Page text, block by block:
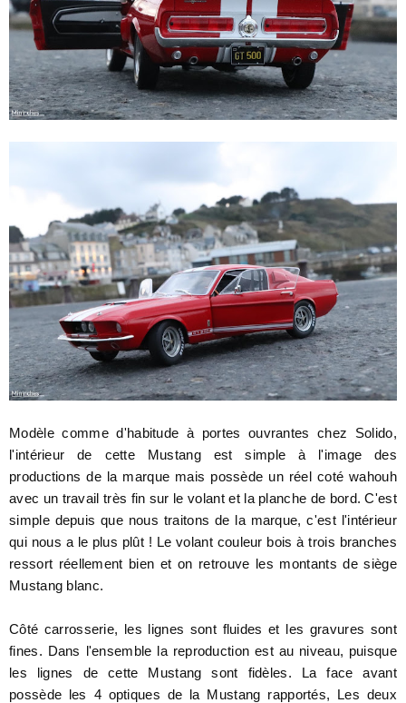
Modèle comme d'habitude à portes ouvrantes chez Solido,
l'intérieur de cette Mustang est simple à l'image des
productions de la marque mais possède un réel coté wahouh
avec un travail très fin sur le volant et la planche de bord. C'est
simple depuis que nous traitons de la marque, c'est l'intérieur
qui nous a le plus plût ! Le volant couleur bois à trois branches
ressort réellement bien et on retrouve les montants de siège
Mustang blanc.
Côté carrosserie, les lignes sont fluides et les gravures sont
fines. Dans l'ensemble la reproduction est au niveau, puisque
les lignes de cette Mustang sont fidèles. La face avant
possède les 4 optiques de la Mustang rapportés, Les deux